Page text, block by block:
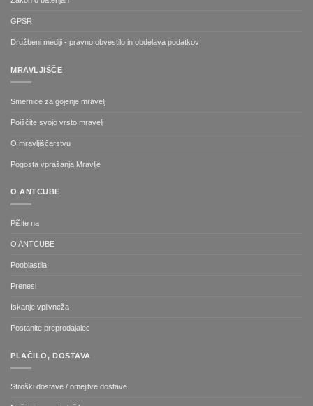
GPSR
Družbeni mediji - pravno obvestilo in obdelava podatkov
MRAVLJIŠČE
Smernice za gojenje mravelj
Poiščite svojo vrsto mravelj
O mravljiščarstvu
Pogosta vprašanja Mravlje
O ANTCUBE
Pišite na
O ANTCUBE
Pooblastila
Prenesi
Iskanje vplivneža
Postanite preprodajalec
PLAČILO, DOSTAVA
Stroški dostave / omejitve dostave